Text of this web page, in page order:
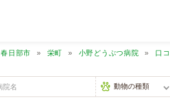
春日部市 栄町 小野どうぶつ病院 口コ